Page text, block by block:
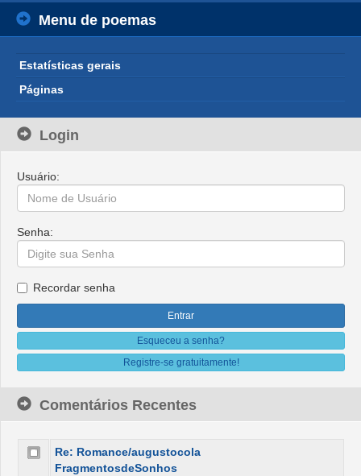
Menu de poemas
Estatísticas gerais
Páginas
Login
Usuário:
Senha:
Recordar senha
Esqueceu a senha?
Registre-se gratuitamente!
Comentários Recentes
Re: Romance/augustocola
FragmentosdeSonhos